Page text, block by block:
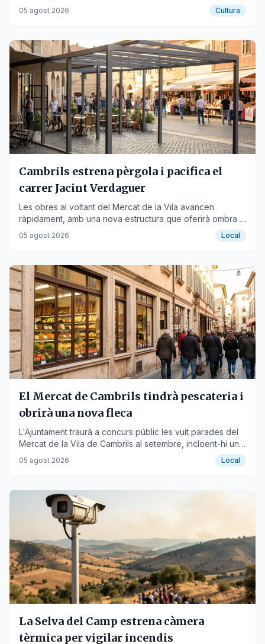
Cambrils.
05 agost 2026 Cultura
Cambrils estrena pèrgola i pacifica el
carrer Jacint Verdaguer
Les obres al voltant del Mercat de la Vila avancen
ràpidament, amb una nova estructura que oferirà ombra i
guanyarà espai per a terrasses.
05 agost 2026 Local
El Mercat de Cambrils tindrà pescateria i
obrirà una nova fleca
L'Ajuntament traurà a concurs públic les vuit parades del
Mercat de la Vila de Cambrils al setembre, incloent-hi una
de peix i una de pa.
05 agost 2026 Local
La Selva del Camp estrena càmera
tèrmica per vigilar incendis